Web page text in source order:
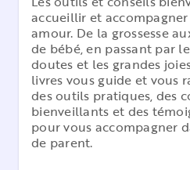
accueillir et
amour. De la grossesse
de bébé, en passant par
doutes et les grandes
livres vous guide et vous
des outils pratiques, des
bienveillants et des
pour vous accompagner
de parent.